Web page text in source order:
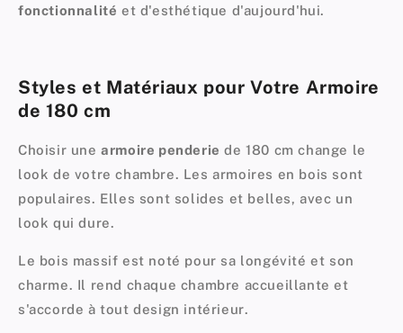
fonctionnalité et d'esthétique d'aujourd'hui.
Styles et Matériaux pour Votre Armoire
de 180 cm
Choisir unearmoire penderie de 180 cm change le
look de votre chambre. Les armoires en bois sont
populaires. Elles sont solides et belles, avec un
look qui dure.
Le bois massif est noté pour sa longévité et son
charme. Il rend chaque chambre accueillante et
s'accorde à toutdesign intérieur.